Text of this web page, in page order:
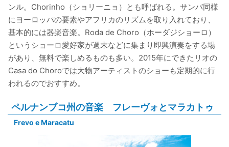
ンル。Chorinho（ショリーニョ）とも呼ばれる。サンバ同様
にヨーロッパの要素やアフリカのリズムを取り入れており、
基本的には器楽音楽。Roda de Choro（ホーダジショーロ）
というショーロ愛好家が週末などに集まり即興演奏をする場
があり、無料で楽しめるものも多い。2015年にできたリオの
Casa do Choroでは大物アーティストのショーも定期的に行
われるのでおすすめ。
ペルナンブコ州の音楽 フレーヴォとマラカトゥ
Frevo e Maracatu